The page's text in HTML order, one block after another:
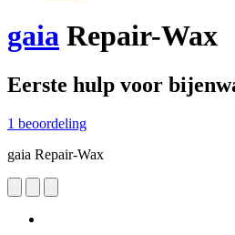
gaia Repair-Wax
Eerste hulp voor
1 beoordeling
gaia Repair-Wax